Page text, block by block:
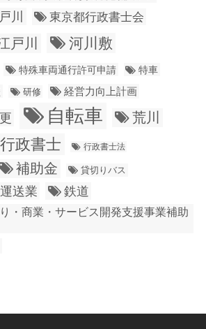
川 東京都行政書士会
戸川
河川敷
特殊車両通行許可申請
特車
研修 経営力向上計画
自転車 荒川
行政書士 行政書士法
補助金 貸切りバス
運送業 鉄道
・商業・サービス開発支援事業補助